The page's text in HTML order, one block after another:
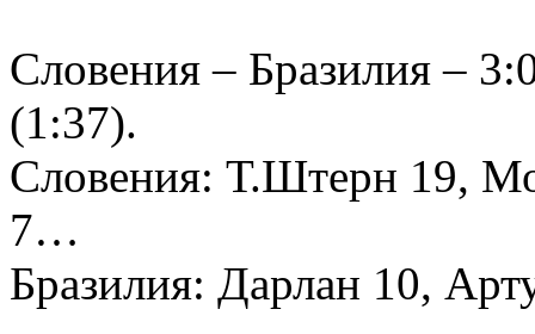
Словения – Бразилия –
(1:37).
Словения: Т.Штерн 19,
7…
Бразилия: Дарлан 10,